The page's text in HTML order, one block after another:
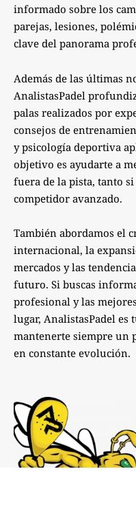
informado sobre los
parejas, lesiones,
clave del panorama
Además de las últimas
AnalistasPadel
palas realizados por
consejos de
y psicología deportiva
objetivo es ayudarte a
fuera de la pista, tanto
competidor avanzado.
También abordamos el
internacional, la
mercados y las
futuro. Si buscas
profesional y las mejores
lugar, AnalistasPadel
mantenerte siempre un
en constante evolución.